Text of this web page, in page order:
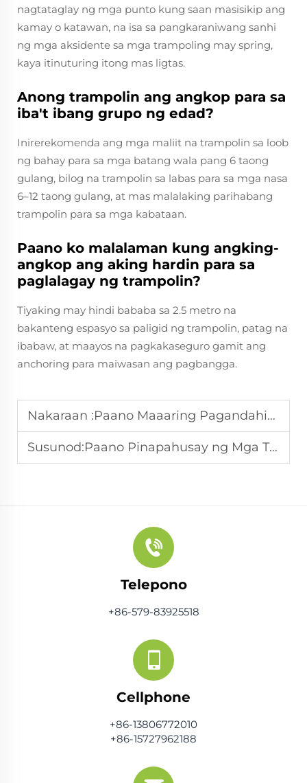
nagtataglay ng mga punto kung saan masisikip ang
kamay o katawan, na isa sa pangkaraniwang sanhi
ng mga aksidente sa mga trampoling may spring,
kaya itinuturing itong mas ligtas.
Anong trampolin ang angkop para sa
iba't ibang grupo ng edad?
Inirerekomenda ang mga maliit na trampolin sa loob
ng bahay para sa mga batang wala pang 6 taong
gulang, bilog na trampolin sa labas para sa mga nasa
6–12 taong gulang, at mas malalaking parihabang
trampolin para sa mga kabataan.
Paano ko malalaman kung angking-
angkop ang aking hardin para sa
paglalagay ng trampolin?
Tiyaking may hindi bababa sa 2.5 metro na
bakanteng espasyo sa paligid ng trampolin, patag na
ibabaw, at maayos na pagkakaseguro gamit ang
anchoring para maiwasan ang pagbangga.
Nakaraan :Paano Maaaring Pagandahin ng Mini Trampolin ang Iyong Volume ng Benta?
Susunod:Paano Pinapahusay ng Mga Trampolin sa Hardin ang Benta sa Labas?
Telepono
+86-579-83925518
Cellphone
+86-13806772010
+86-15727962188